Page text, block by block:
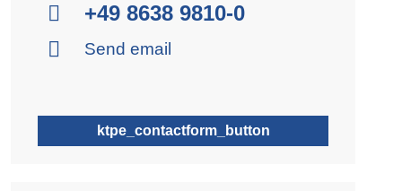
+49 8638 9810-0
Send email
ktpe_contactform_button